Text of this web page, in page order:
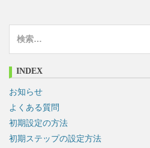
検
:
INDEX
お知らせ
よくある質問
初期設定の方法
初期ステップの設定方法